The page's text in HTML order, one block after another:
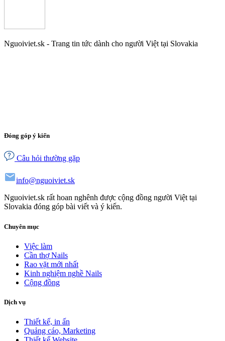
Nguoiviet.sk - Trang tin tức dành cho người Việt tại Slovakia
Đóng góp ý kiến
Câu hỏi thường gặp
info@nguoiviet.sk
Nguoiviet.sk rất hoan nghênh được cộng đồng người Việt tại
Slovakia đóng góp bài viết và ý kiến.
Chuyên mục
Việc làm
Cần thợ Nails
Rao vặt mới nhất
Kinh nghiệm nghề Nails
Cộng đồng
Dịch vụ
Thiết kế, in ấn
Quảng cáo, Marketing